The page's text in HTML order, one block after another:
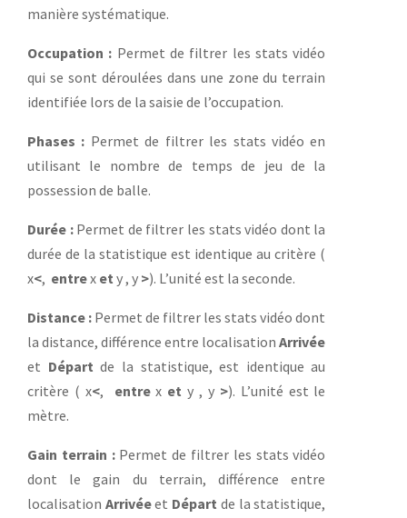
manière systématique.
Occupation : Permet de filtrer les stats vidéo
qui se sont déroulées dans une zone du terrain
identifiée lors de la saisie de l’occupation.
Phases : Permet de filtrer les stats vidéo en
utilisant le nombre de temps de jeu de la
possession de balle.
Durée : Permet de filtrer les stats vidéo dont la
durée de la statistique est identique au critère (
x<, entrex et y , y >). L’unité est la seconde.
Distance : Permet de filtrer les stats vidéo dont
la distance, différence entre localisationArrivée
et Départ de la statistique, est identique au
critère ( x<, entrex et y , y>). L’unité est le
mètre.
Gain terrain :Permet de filtrer les stats vidéo
dont le gain du terrain, différence entre
localisation Arrivéeet Départ de la statistique,